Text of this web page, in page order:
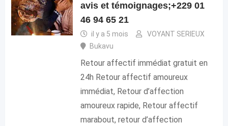
avis et témoignages;+229 01
46 94 65 21
il y a 5 mois
VOYANT SERIEUX
Bukavu
Retour affectif immédiat gratuit en
24h Retour affectif amoureux
immédiat, Retour d’affection
amoureux rapide, Retour affectif
marabout, retour d’affection